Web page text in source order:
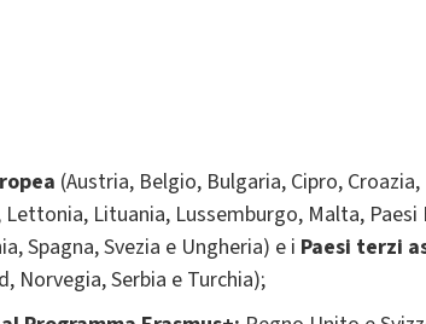
(Austria, Belgio, Bulgaria, Cipro,
Lettonia, Lituania, Lussemburgo, Malta,
Spagna, Svezia e Ungheria) e i Paesi terzi
Norvegia, Serbia e Turchia);